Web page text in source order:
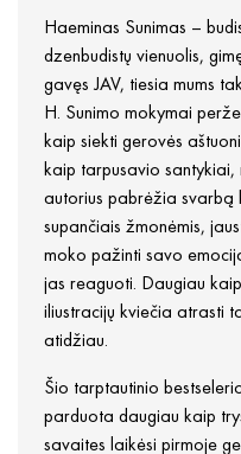
Haeminas Sunimas –
dzenbudistų vienuolis,
gavęs JAV, tiesia mums
H. Sunimo mokymai
kaip siekti gerovės
kaip tarpusavio
autorius pabrėžia svarbą
supančiais žmonėmis,
moko pažinti savo
jas reaguoti. Daugiau
iliustracijų kviečia atrasti
atidžiau.
Šio tarptautinio
parduota daugiau kaip
savaites laikėsi pirmoje